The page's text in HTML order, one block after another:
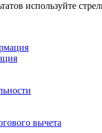
используйте
вычета